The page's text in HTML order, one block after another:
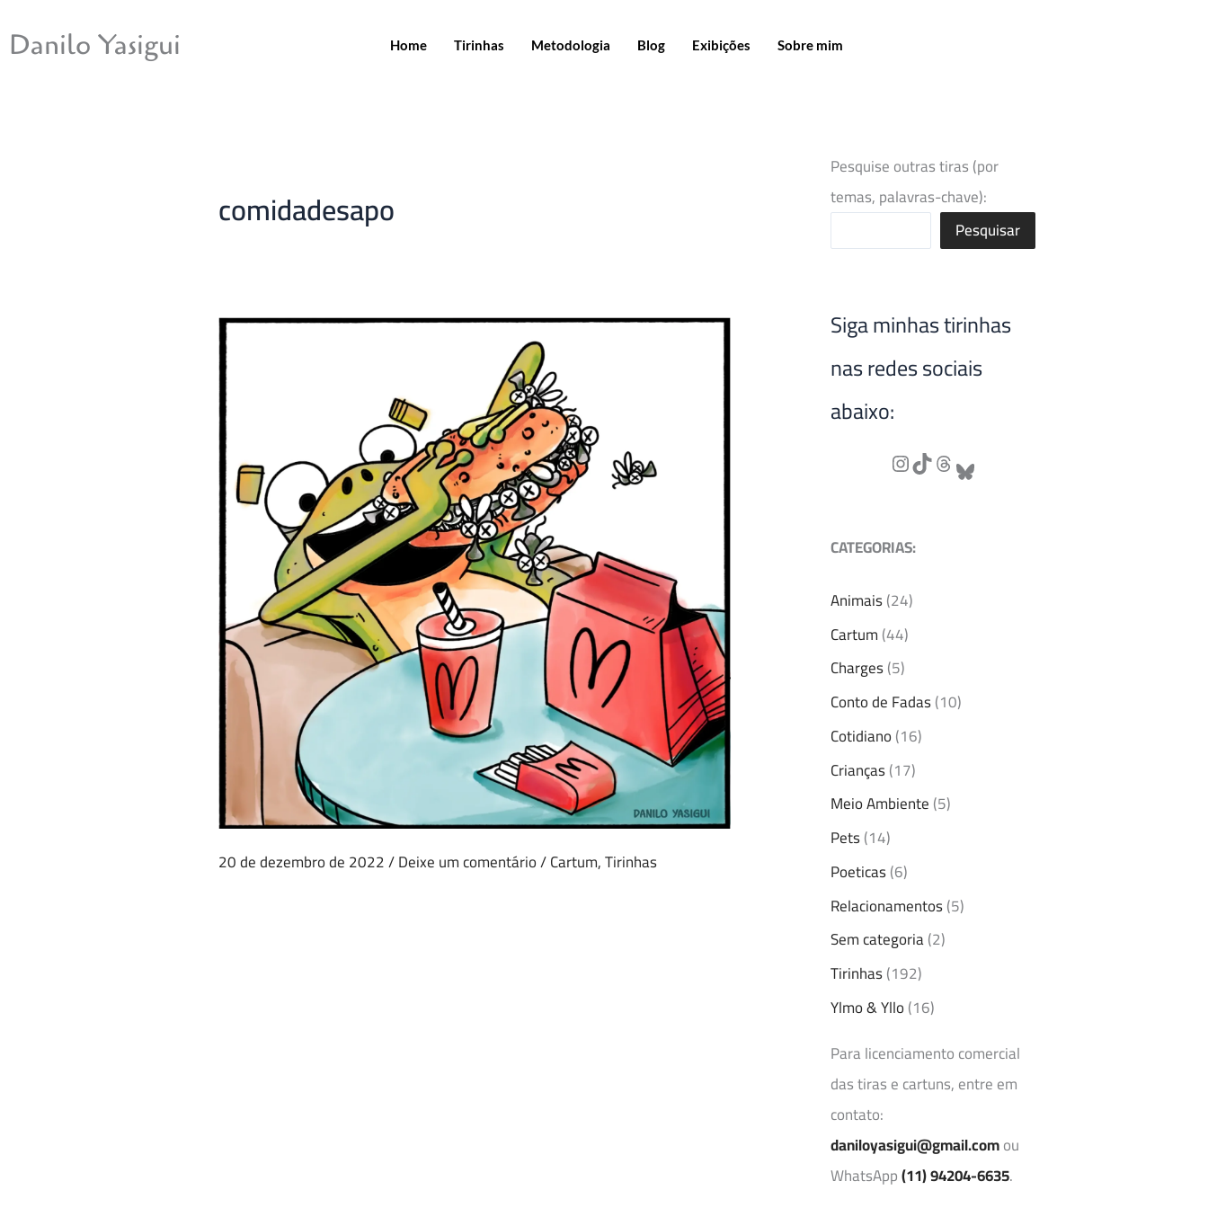
para
Danilo Yasigui Home Tirinhas Metodologia Blog Exibições Sobre mim
comidadesapo
20 de dezembro de 2022/Deixe um comentário/Cartum,Tirinhas
Pesquise outras tiras (por
temas, palavras-chave):
Pesquisar
Siga minhas tirinhas
nas redes sociais
abaixo:
CATEGORIAS:
Animais(24)
Cartum(44)
Charges(5)
Conto de Fadas(10)
Cotidiano(16)
Crianças(17)
Meio Ambiente(5)
Pets(14)
Poeticas(6)
Relacionamentos(5)
Sem categoria(2)
Tirinhas(192)
Ylmo & Yllo(16)
Para licenciamento comercial
das tiras e cartuns, entre em
contato:
daniloyasigui@gmail.comou
WhatsApp(11) 94204-6635.